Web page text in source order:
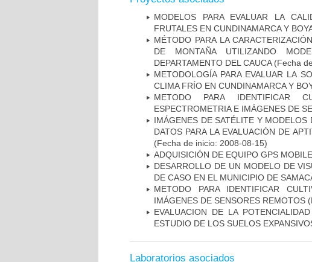
MODELOS PARA EVALUAR LA
FRUTALES EN CUNDINAMARCA Y
MÉTODO PARA LA
DE MONTAÑA UTILIZANDO
DEPARTAMENTO DEL CAUCA(Fecha
METODOLOGÍA PARA EVALUAR LA
CLIMA FRÍO EN CUNDINAMARCA Y
METODO PARA IDENTIFICAR
ESPECTROMETRIA E IMÁGENES DE
IMÁGENES DE SATÉLITE Y
DATOS PARA LA EVALUACIÓN DE
(Fecha de inicio: 2008-08-15)
ADQUISICIÓN DE EQUIPO GPS
DESARROLLO DE UN MODELO DE
DE CASO EN EL MUNICIPIO DE
METODO PARA IDENTIFICAR
IMÁGENES DE SENSORES REMOTOS
EVALUACION DE LA
ESTUDIO DE LOS SUELOS
Laboratorios asociados